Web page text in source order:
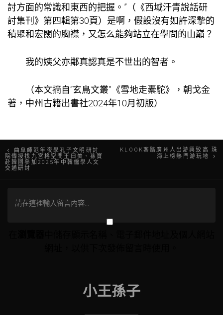
討方面的常識和東西的把握。”（《西域汗青說話研
討集刊》第四輯第30頁）是啊，假設沒有如許深摯的
積聚和宏闊的胸襟，又怎么能夠站立在學問的山巔？
我的姨父亦鄰真認真是不世出的智者。
（本文摘自“玄鳥文叢”《雪地走橐駝》，朝戈金
著，中州古籍出書社2024年10月初版）
文
章
覽
曲阜師范年夜學孔子文明研討
院傳授找九宮格空間王曰美、孫寶
赴韓國參加2025年中韓儒學人文
交通研討
KLOOK客路廣州人出游興致高 珠
海上榜熱門游玩地
小王孫子